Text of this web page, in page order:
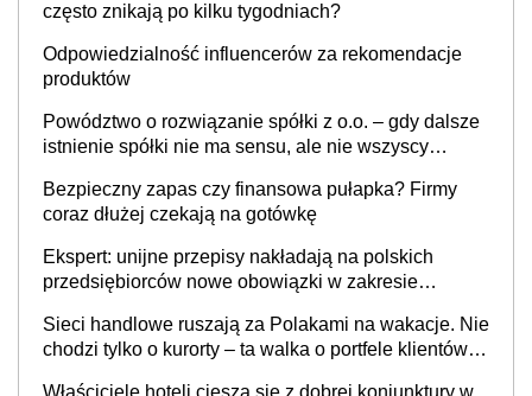
często znikają po kilku tygodniach?
Odpowiedzialność influencerów za rekomendacje
produktów
Powództwo o rozwiązanie spółki z o.o. – gdy dalsze
istnienie spółki nie ma sensu, ale nie wszyscy
Bezpieczny zapas czy finansowa pułapka? Firmy
coraz dłużej czekają na gotówkę
Ekspert: unijne przepisy nakładają na polskich
przedsiębiorców nowe obowiązki w zakresie
Sieci handlowe ruszają za Polakami na wakacje. Nie
chodzi tylko o kurorty – ta walka o portfele klientów
Właściciele hoteli cieszą się z dobrej koniunktury w